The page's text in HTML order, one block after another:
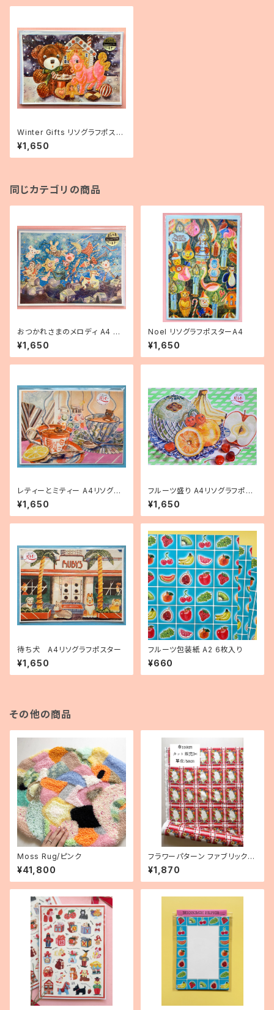
Winter Gifts リソグラフポスタ
ーA4
¥1,650
同じカテゴリの商品
おつかれさまのメロディ A4 リ
ソグラフポスター
¥1,650
Noel リソグラフポスターA4
¥1,650
レティーとミティー A4リソグラ
フポスター
¥1,650
フルーツ盛り A4リソグラフポス
ター
¥1,650
待ち犬 A4リソグラフポスター
¥1,650
フルーツ包装紙 A2 6枚入り
¥660
その他の商品
Moss Rug/ピンク
¥41,800
フラワーパターン ファブリック/5
0㎝
¥1,870